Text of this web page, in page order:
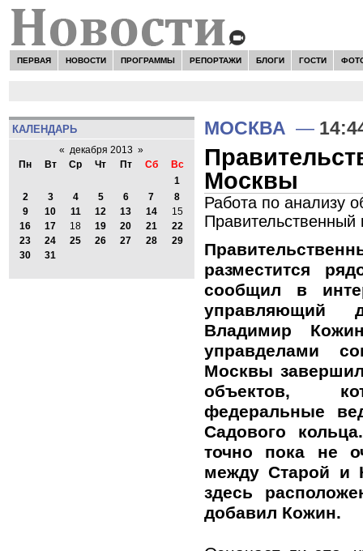
ПЕРВАЯ НОВОСТИ ПРОГРАММЫ РЕПОРТАЖИ БЛОГИ ГОСТИ
КАЛЕНДАРЬ
« декабря 2013 »
Пн
Вт Ср Чт Пт Сб
Вс
1
2
3 4 5 6 7
8
9
10 11 12 13 14
15
16
17 18 19 20 21
22
23
24 25 26 27 28
29
30
31
МОСКВА —
Москвы
Работа по анализу
Правительственный
разместится
сообщил в
управляющий
Владимир
управделами
Москвы
объектов,
федеральные
Садового
точно пока не
между Старой и
здесь
добавил Кожин.